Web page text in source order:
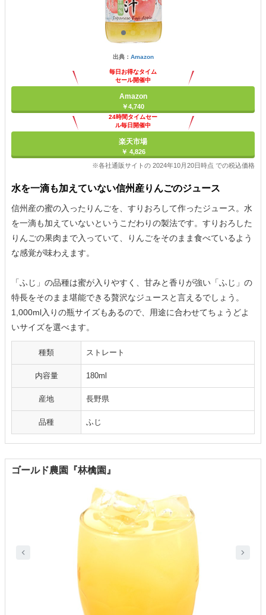
出典： Amazon
毎日お得なタイム
セール開催中
Amazon
￥4,740
24時間タイムセー
ル毎日開催中
楽天市場
￥ 4,826
※各社通販サイトの 2024年10月20日時点 での税込価格
水を一滴も加えていない信州産りんごのジュース
信州産の蜜の入ったりんごを、すりおろして作ったジュース。水
を一滴も加えていないというこだわりの製法です。すりおろした
りんごの果肉まで入っていて、りんごをそのまま食べているよう
な感覚が味わえます。
「ふじ」の品種は蜜が入りやすく、甘みと香りが強い「ふじ」の
特長をそのまま堪能できる贅沢なジュースと言えるでしょう。
1,000ml入りの瓶サイズもあるので、用途に合わせてちょうどよ
いサイズを選べます。
種類 ストレート
内容量 180ml
産地 長野県
品種 ふじ
ゴールド農園『林檎園』